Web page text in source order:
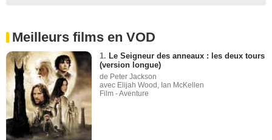
Meilleurs films en VOD
1. Le Seigneur des anneaux : les deux tours
(version longue)
de Peter Jackson
avec Elijah Wood, Ian McKellen
Film - Aventure